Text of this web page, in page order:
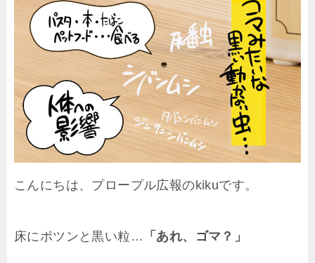
こんにちは、プロープル広報のkikuです。
床にポツンと黒い粒… 「あれ、ゴマ？」